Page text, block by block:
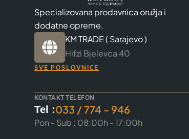
Specializovana prodavnica oružja i
dodatne opreme.
KM TRADE ( Sarajevo )
Hifzi Bjelevca 40
SVE POSLOVNICE
KONTAKT TELEFON
Tel :033 / 774 - 946
Pon - Sub : 08:00h - 17:00h